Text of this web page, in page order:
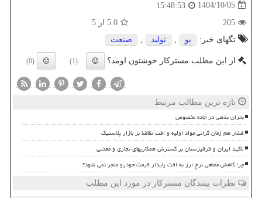
1404/10/05
15:48:53
205
5.0 از 5
تگهای خبر:
بو تولید صنعت
از این مطلب مسترکار خوشتون اومد؟ (1)
(0)
تازه ترین مطالب مرتبط
بحران بدهی در جاده مخصوص
فشار هم زمان گرانی مواد اولیه و افت تقاضا بر بازار پلاستیک
تأکید ایران و قرقیزستان بر گسترش همکاریهای تجاری و معدنی
چرا کاهش مقطعی نرخ ارز به افت پایدار قیمت خودرو منجر نمی شود؟
نظرات بینندگان مسترکار در مورد این مطلب